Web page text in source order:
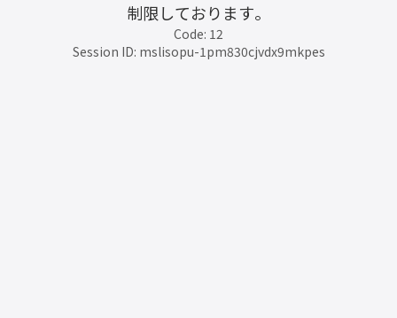
制限しております。
Code: 12
Session ID: mslisopu-1pm830cjvdx9mkpes